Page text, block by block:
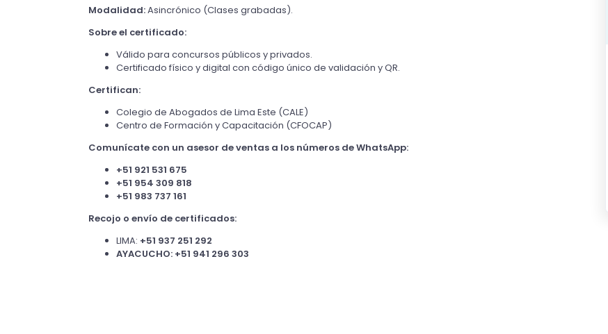
Modalidad:Asincrónico (Clases grabadas).
Sobre el certificado:
Válido para concursos públicos y privados.
Certificado físico y digital con código único de validación y QR.
Certifican:
Colegio de Abogados de Lima Este (CALE)
Centro de Formación y Capacitación (CFOCAP)
Comunícate con un asesor de ventas a los números de WhatsApp:
+51 921 531 675
+51 954 309 818
+51 983 737 161
Recojo o envío de certificados:
LIMA: +51 937 251 292
AYACUCHO: +51 941 296 303